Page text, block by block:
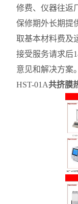
修费、仪器往返
保修期外长期提
取基本材料费及
接受服务请求后
意见和解决方案。
HST-01A共挤膜